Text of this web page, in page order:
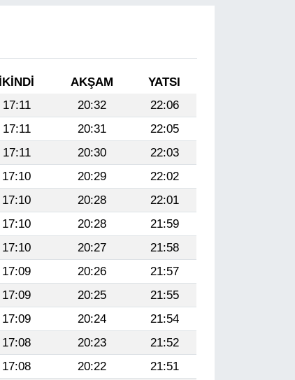
İKINDI AKŞAM
YATSI
17:11 20:32
22:06
17:11 20:31
22:05
17:11 20:30
22:03
17:10 20:29
22:02
17:10 20:28
22:01
17:10 20:28
21:59
17:10 20:27
21:58
17:09 20:26
21:57
17:09 20:25
21:55
17:09 20:24
21:54
17:08 20:23
21:52
17:08 20:22
21:51